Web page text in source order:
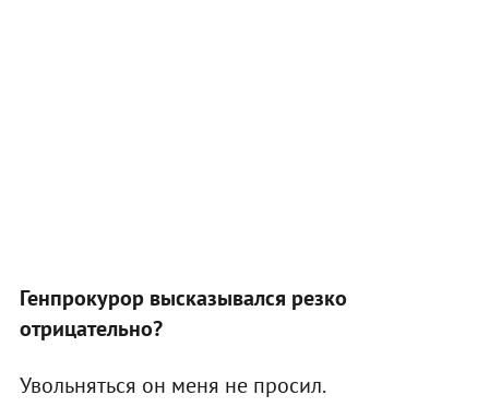
Генпрокурор высказывался резко
отрицательно?
Увольняться он меня не просил.